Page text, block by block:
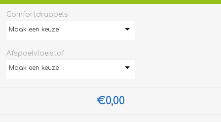
Comfortdruppels
Maak een keuze
Afspoelvloeistof
Maak een keuze
€0,00